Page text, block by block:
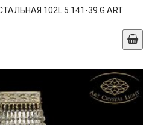
102L.5.141-39.G ART